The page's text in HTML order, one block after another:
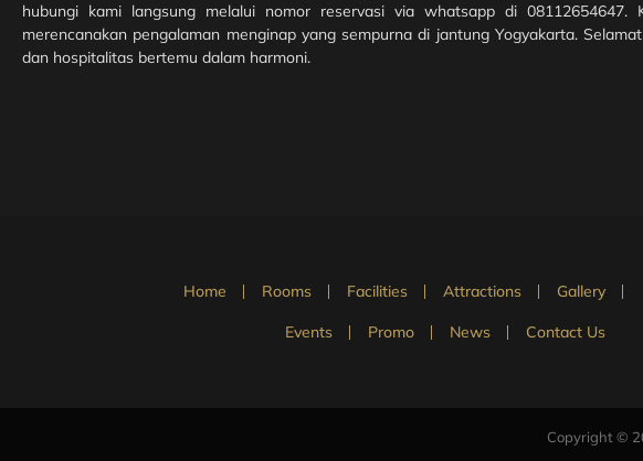
hubungi kami langsung melalui nomor reservasi via whatsapp di
merencanakan pengalaman menginap yang sempurna di jantung Yogyakarta.
dan hospitalitas bertemu dalam harmoni.
Home Rooms Facilities Attractions Gallery
Events Promo News Contact Us
Copyright ©